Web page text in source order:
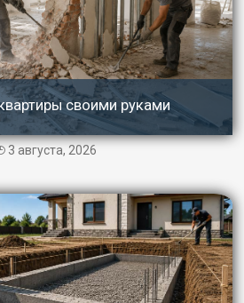
своими руками
3 августа, 2026